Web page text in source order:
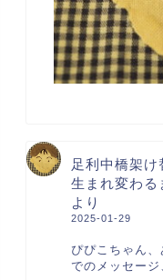
足利中橋架け
生まれ変わる
より
2025-01-29
ぴぴこちゃん
でのメッセー